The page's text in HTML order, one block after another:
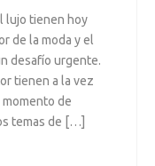
lujo tienen hoy
de la moda y el
desafío urgente.
tienen a la vez
de
temas de […]